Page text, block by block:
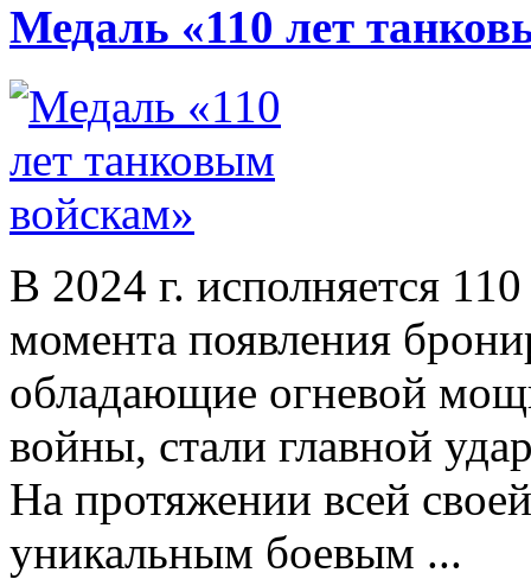
Медаль «110 лет
В 2024 г. исполняется
момента появления
обладающие огневой
войны, стали главной
На протяжении всей
уникальным боевым ...